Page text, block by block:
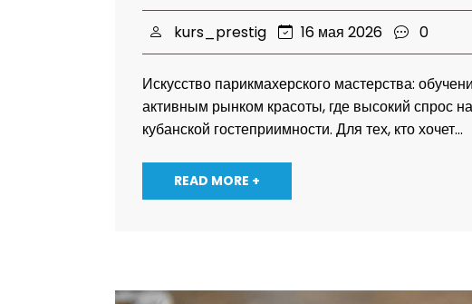
kurs_prestig 16 мая 2026 0
Искусство парикмахерского мастерства:
активным рынком красоты, где высокий спрос
кубанской гостеприимности. Для тех, кто хочет…
READ MORE +